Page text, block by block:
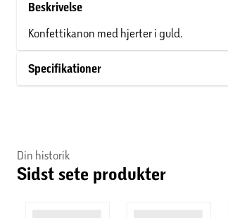
Beskrivelse
Konfettikanon med hjerter i guld.
Specifikationer
Din historik
Sidst sete produkter